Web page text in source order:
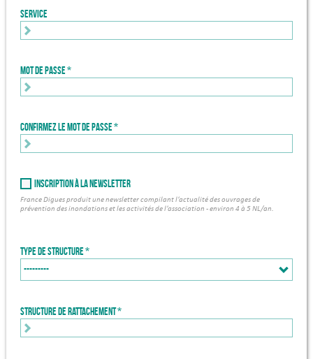
Service
Mot de passe
Confirmez le mot de passe
Inscription à la newsletter
France Digues produit une newsletter compilant l’actualité des ouvrages de
prévention des inondations et les activités de l’association - environ 4 à 5 NL/an.
Type de structure
Structure de rattachement *